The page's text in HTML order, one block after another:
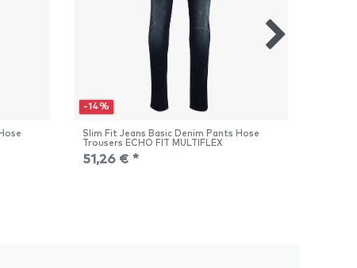
-14%
Slim Fit Jeans Basic Denim Pants Hose
Trousers ECHO FIT MULTIFLEX
51,26 € *